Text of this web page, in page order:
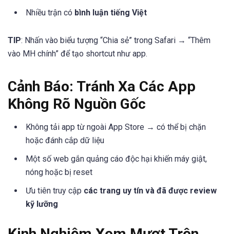
Nhiều trận có bình luận tiếng Việt
TIP: Nhấn vào biểu tượng “Chia sẻ” trong Safari → “Thêm
vào MH chính” để tạo shortcut như app.
Cảnh Báo: Tránh Xa Các App
Không Rõ Nguồn Gốc
Không tải app từ ngoài App Store → có thể bị chặn
hoặc đánh cắp dữ liệu
Một số web gắn quảng cáo độc hại khiến máy giật,
nóng hoặc bị reset
Ưu tiên truy cập các trang uy tín và đã được review
kỹ lưỡng